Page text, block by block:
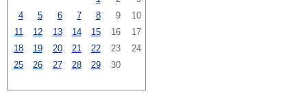
4
5 6 7 8 9
10
11
12 13 14 15 16
17
18
19 20 21 22 23
24
25
26 27 28 29 30